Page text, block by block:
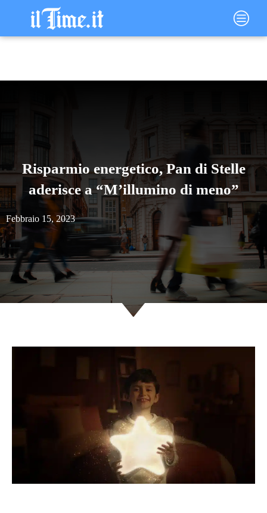
contenuto
Main
Menu
Risparmio energetico, Pan di Stelle
aderisce a “M’illumino di meno”
Febbraio 15, 2023